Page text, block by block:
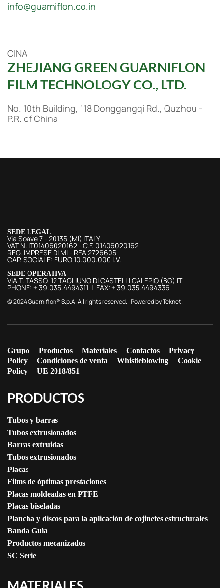
info@guarniflon.co.in
CINA
ZHEJIANG GREEN GUARNIFLON
FILM TECHNOLOGY CO., LTD.
No. 10th Building, 118 Donggangqi Rd., Quzhou -
P.R. of China
SEDE LEGAL
Via Soave 7 - 20135 (MI) ITALY
VAT N. IT01406020162 - C.F. 01406020162
REG. IMPRESE DI MI - REA 2726605
CAP. SOCIALE: EURO 10.000.000 I.V.
SEDE OPERATIVA
VIA T. TASSO, 12 TAGLIUNO DI CASTELLI CALEPIO (BG) IT
PHONE: + 39.035.4494311 | FAX: + 39.035.4494336
© 2024 Guarniflon® S.p.A. All rights reserved. | Powered byTeknet.
Grupo Productos Materiales Contactos
Privacy
Policy
Condiciones de venta Whistleblowing
Cookie
Policy
UE 2018/851
PRODUCTOS
Tubos y barras
Tubos extrusionados
Barras extruidas
Tubos extrusionados
Placas
Films de òptimas prestaciones
Placas moldeadas en PTFE
Placas biseladas
Plancha y discos para la aplicación de cojinetes estructurales
Banda Guìa
Productos mecanizados
SC Serie